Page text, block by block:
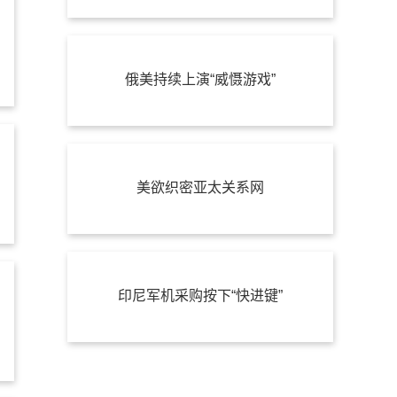
俄美持续上演“威慑游戏”
美欲织密亚太关系网
印尼军机采购按下“快进键”